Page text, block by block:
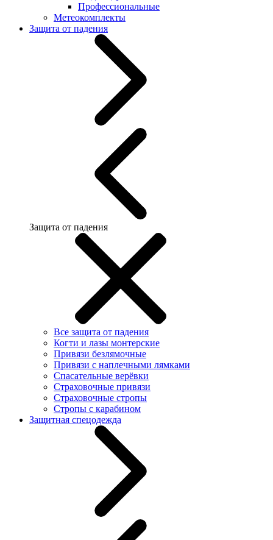
Профессиональные
Метеокомплекты
Защита от падения
Защита от падения
Все защита от падения
Когти и лазы монтерские
Привязи безлямочные
Привязи с наплечными лямками
Спасательные верёвки
Страховочные привязи
Страховочные стропы
Стропы с карабином
Защитная спецодежда